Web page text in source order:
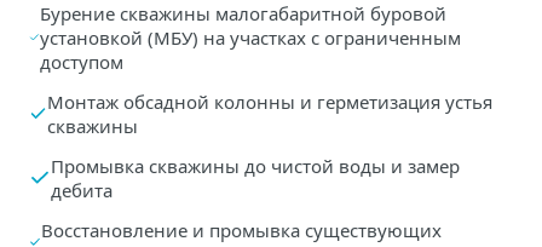
Бурение скважины малогабаритной буровой
установкой (МБУ) на участках с ограниченным
доступом
Монтаж обсадной колонны и герметизация устья
скважины
Промывка скважины до чистой воды и замер
дебита
Восстановление и промывка существующих